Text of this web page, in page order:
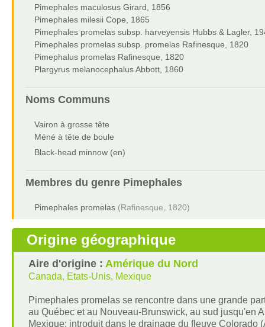
Pimephales maculosus Girard, 1856
Pimephales milesii Cope, 1865
Pimephales promelas subsp. harveyensis Hubbs & Lagler,
Pimephales promelas subsp. promelas Rafinesque, 1820
Pimephalus promelas Rafinesque, 1820
Plargyrus melanocephalus Abbott, 1860
Noms Communs
Vairon à grosse tête
Méné à tête de boule
Black-head minnow (en)
Membres du genre Pimephales
Pimephales promelas (Rafinesque, 1820)
Origine géographique
Aire d'origine : Amérique du Nord
Canada, Etats-Unis, Mexique
Pimephales promelas se rencontre dans une grande
au Québec et au Nouveau-Brunswick, au sud jusqu'en
Mexique; introduit dans le drainage du fleuve